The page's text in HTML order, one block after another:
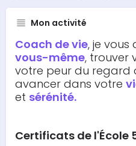
Mon activité
Coach de vie, je
vous-même, trouver
votre peur du regard
avancer dans votre
et sérénité.
Certificats de l'École